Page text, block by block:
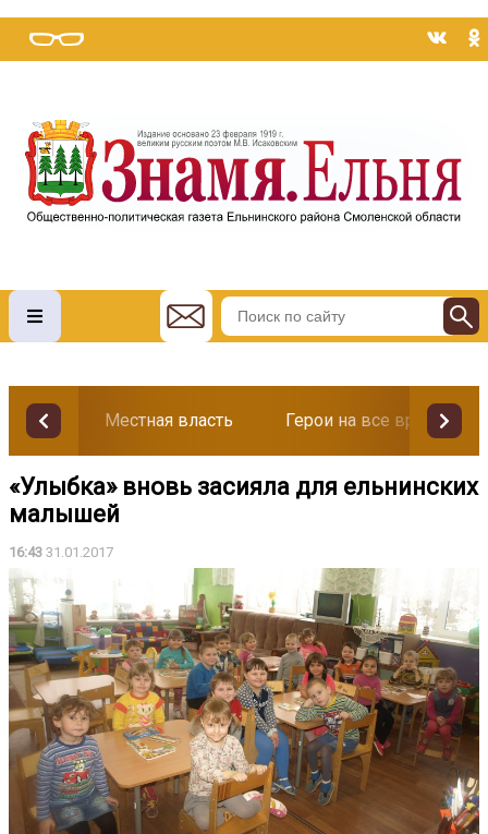
Местная власть Герои на все времена
«Улыбка» вновь засияла для ельнинских
малышей
16:43 31.01.2017